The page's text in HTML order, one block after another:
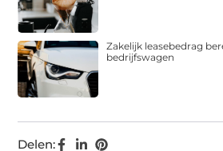
Delen:
Zakelijk leasebedrag
bedrijfswagen